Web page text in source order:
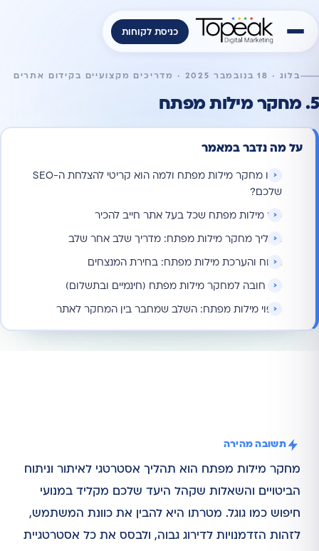
כניסת לקוחות
בלוג · 18 בנובמבר 2025 · מדריכים מקצועיים בקידום אתרים
5. מחקר מילות מפתח
על מה נדבר במאמר
מהו מחקר מילות מפתח ולמה הוא קריטי להצלחת ה-SEO
שלכם?
סוגי מילות מפתח שכל בעל אתר חייב להכיר
תהליך מחקר מילות מפתח: מדריך שלב אחר שלב
ניתוח והערכת מילות מפתח: בחירת המנצחים
כלי חובה למחקר מילות מפתח (חינמיים ובתשלום)
מיפוי מילות מפתח: השלב שמחבר בין המחקר לאתר
תשובה מהירה
מחקר מילות מפתח הוא תהליך אסטרטגי לאיתור וניתוח
הביטויים והשאלות שקהל היעד שלכם מקליד במנועי
חיפוש כמו גוגל. מטרתו היא להבין את כוונת המשתמש,
לזהות הזדמנויות לדירוג גבוה, ולבסס את כל אסטרטגיית